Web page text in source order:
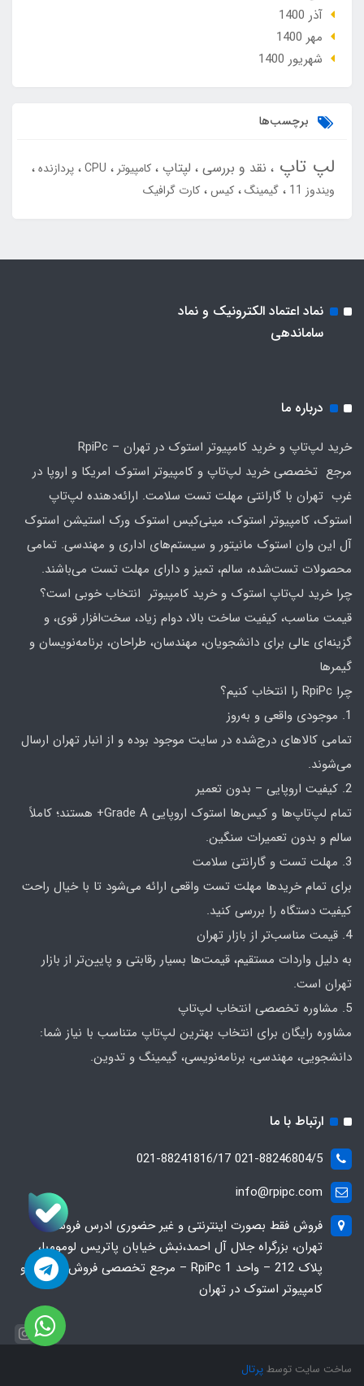
آذر 1400
مهر 1400
شهریور 1400
برچسب‌ها
لپ تاپ نقد و بررسی لپتاپ کامپیوتر CPU پردازنده
ویندوز 11
گیمینگ کیس کارت گرافیک
نماد اعتماد الکترونیک و نماد
ساماندهی
درباره ما
خرید لپ‌تاپ و خرید کامپیوتر استوک در تهران – RpiPc
مرجع تخصصی خرید لپ‌تاپ و کامپیوتر استوک امریکا و اروپا در
غرب تهران با گارانتی مهلت تست سلامت. ارائه‌دهنده لپ‌تاپ
استوک، کامپیوتر استوک، مینی‌کیس استوک ورک استیشن استوک
آل این وان استوک مانیتور و سیستم‌های اداری و مهندسی. تمامی
محصولات تست‌شده، سالم، تمیز و دارای مهلت تست می‌باشند.
چرا خرید لپ‌تاپ استوک و خرید کامپیوتر انتخاب خوبی است؟
قیمت مناسب، کیفیت ساخت بالا، دوام زیاد، سخت‌افزار قوی، و
گزینه‌ای عالی برای دانشجویان، مهندسان، طراحان، برنامه‌نویسان و
گیمرها
چرا RpiPc را انتخاب کنیم؟
1. موجودی واقعی و به‌روز
تمامی کالاهای درج‌شده در سایت موجود بوده و از انبار تهران ارسال
می‌شوند.
2. کیفیت اروپایی – بدون تعمیر
تمام لپ‌تاپ‌ها و کیس‌ها استوک اروپایی Grade A+ هستند؛ کاملاً
سالم و بدون تعمیرات سنگین.
3. مهلت تست و گارانتی سلامت
برای تمام خریدها مهلت تست واقعی ارائه می‌شود تا با خیال راحت
کیفیت دستگاه را بررسی کنید.
4. قیمت مناسب‌تر از بازار تهران
به دلیل واردات مستقیم، قیمت‌ها بسیار رقابتی و پایین‌تر از بازار
تهران است.
5. مشاوره تخصصی انتخاب لپ‌تاپ
مشاوره رایگان برای انتخاب بهترین لپ‌تاپ متناسب با نیاز شما:
دانشجویی، مهندسی، برنامه‌نویسی، گیمینگ و تدوین.
ارتباط با ما
021-88246804/5 021-88241816/17
info@rpipc.com
فروش فقط بصورت اینترنتی و غیر حضوری ادرس فروشگاه
تهران، بزرگراه جلال آل احمد،نبش خیابان پاتریس لومومبا،
پلاک 212 – واحد 1 RpiPc – مرجع تخصصی فروش لپ‌تاپ و
کامپیوتر استوک در تهران
ساخت سایت توسطپرتال